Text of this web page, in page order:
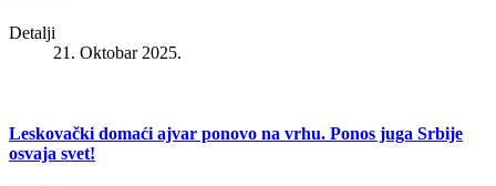
Detalji
21. Oktobar 2025.
Leskovački domaći ajvar ponovo na vrhu. Ponos juga Srbije
osvaja svet!